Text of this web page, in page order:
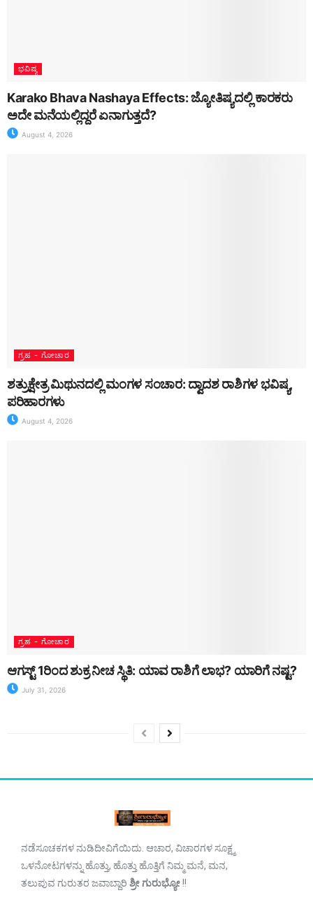
ಭವಿಷ್ಯ
Karako Bhava Nashaya Effects: ಜ್ಯೋತಿಷ್ಯದಲ್ಲಿ ಕಾರಕರು
ಅದೇ ಮನೆಯಲ್ಲಿದ್ದರೆ ಏನಾಗುತ್ತದೆ?
August 4, 2026
ಗ್ರಹ - ಗೋಚಾರ
ಶತ್ರುಕ್ಷೇತ್ರ ಮಿಥುನದಲ್ಲಿ ಮಂಗಳ ಸಂಚಾರ: ದ್ವಾದಶ ರಾಶಿಗಳ ಭವಿಷ್ಯ,
ಪರಿಹಾರಗಳು
August 4, 2026
ಗ್ರಹ - ಗೋಚಾರ
ಆಗಸ್ಟ್ 1ರಿಂದ ಶುಕ್ರ ನೀಚ ಸ್ಥಿತಿ: ಯಾವ ರಾಶಿಗೆ ಲಾಭ? ಯಾರಿಗೆ ನಷ್ಟ?
July 31, 2026
ನಡೆಸೂಚಕಗಳ ನುಡಿದೀವಿಗೆಯಿದು. ಆಚಾರ, ವಿಚಾರಗಳ ಸೂಕ್ಷ್ಮ
ಒಳನೋಟಗಳನ್ನು ಹೊತ್ತು, ಹೊತ್ತು ಹೊತ್ತಿಗೆ ನಿಮ್ಮ ಮನೆ, ಮನ,
ತಲುಪುವ ಗುರುತರ ಜವಾಬ್ದಾರಿ ಶ್ರೀ ಗುರುಭ್ಯೋ!!